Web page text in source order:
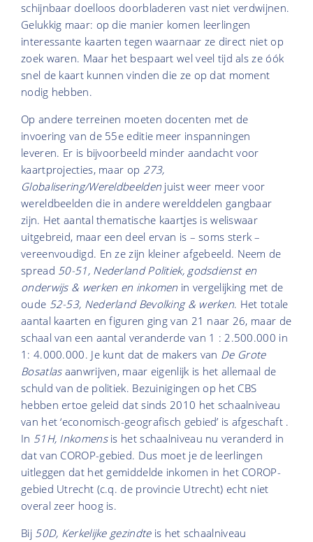
schijnbaar doelloos doorbladeren vast niet verdwijnen.
Gelukkig maar: op die manier komen leerlingen
interessante kaarten tegen waarnaar ze direct niet op
zoek waren. Maar het bespaart wel veel tijd als ze óók
snel de kaart kunnen vinden die ze op dat moment
nodig hebben.
Op andere terreinen moeten docenten met de
invoering van de 55e editie meer inspanningen
leveren. Er is bijvoorbeeld minder aandacht voor
kaartprojecties, maar op 273,
Globalisering/Wereldbeelden juist weer meer voor
wereldbeelden die in andere werelddelen gangbaar
zijn. Het aantal thematische kaartjes is weliswaar
uitgebreid, maar een deel ervan is – soms sterk –
vereenvoudigd. En ze zijn kleiner afgebeeld. Neem de
spread 50-51, Nederland Politiek, godsdienst en
onderwijs & werken en inkomen in vergelijking met de
oude 52-53, Nederland Bevolking & werken. Het totale
aantal kaarten en figuren ging van 21 naar 26, maar de
schaal van een aantal veranderde van 1 : 2.500.000 in
1: 4.000.000. Je kunt dat de makers van De Grote
Bosatlasaanwrijven, maar eigenlijk is het allemaal de
schuld van de politiek. Bezuinigingen op het CBS
hebben ertoe geleid dat sinds 2010 het schaalniveau
van het ‘economisch-geografisch gebied’ is afgeschaft .
In 51H, Inkomensis het schaalniveau nu veranderd in
dat van COROP-gebied. Dus moet je de leerlingen
uitleggen dat het gemiddelde inkomen in het COROP-
gebied Utrecht (c.q. de provincie Utrecht) echt niet
overal zeer hoog is.
Bij 50D, Kerkelijke gezindteis het schaalniveau